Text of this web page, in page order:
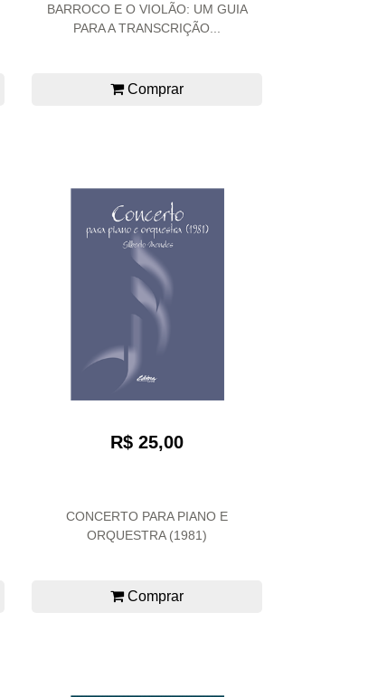
BARROCO E O VIOLÃO: UM GUIA
PARA A TRANSCRIÇÃO...
Comprar
R$ 25,00
CONCERTO PARA PIANO E
ORQUESTRA (1981)
Comprar